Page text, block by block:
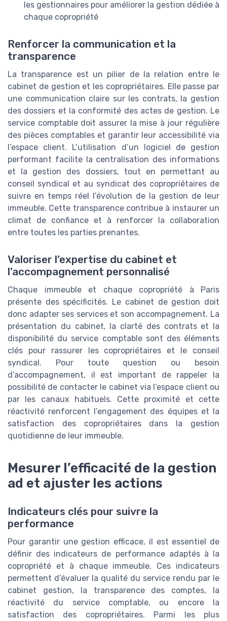
les gestionnaires pour améliorer la gestion dédiée à
chaque copropriété
Renforcer la communication et la
transparence
La transparence est un pilier de la relation entre le
cabinet de gestion et les copropriétaires. Elle passe par
une communication claire sur les contrats, la gestion
des dossiers et la conformité des actes de gestion. Le
service comptable doit assurer la mise à jour régulière
des pièces comptables et garantir leur accessibilité via
l’espace client. L’utilisation d’un logiciel de gestion
performant facilite la centralisation des informations
et la gestion des dossiers, tout en permettant au
conseil syndical et au syndicat des copropriétaires de
suivre en temps réel l’évolution de la gestion de leur
immeuble. Cette transparence contribue à instaurer un
climat de confiance et à renforcer la collaboration
entre toutes les parties prenantes.
Valoriser l’expertise du cabinet et
l’accompagnement personnalisé
Chaque immeuble et chaque copropriété à Paris
présente des spécificités. Le cabinet de gestion doit
donc adapter ses services et son accompagnement. La
présentation du cabinet, la clarté des contrats et la
disponibilité du service comptable sont des éléments
clés pour rassurer les copropriétaires et le conseil
syndical. Pour toute question ou besoin
d’accompagnement, il est important de rappeler la
possibilité de contacter le cabinet via l’espace client ou
par les canaux habituels. Cette proximité et cette
réactivité renforcent l’engagement des équipes et la
satisfaction des copropriétaires dans la gestion
quotidienne de leur immeuble.
Mesurer l’efficacité de la gestion
ad et ajuster les actions
Indicateurs clés pour suivre la
performance
Pour garantir une gestion efficace, il est essentiel de
définir des indicateurs de performance adaptés à la
copropriété et à chaque immeuble. Ces indicateurs
permettent d’évaluer la qualité du service rendu par le
cabinet gestion, la transparence des comptes, la
réactivité du service comptable, ou encore la
satisfaction des copropriétaires. Parmi les plus